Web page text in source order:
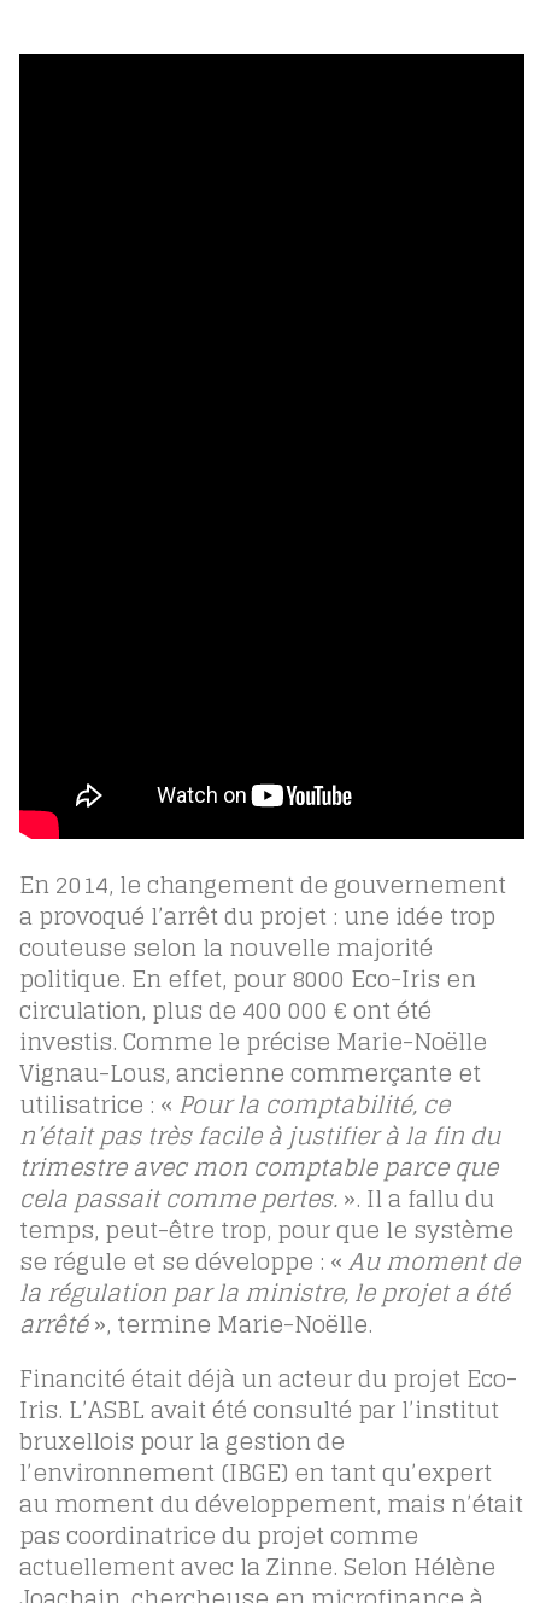
En 2014, le changement de gouvernement
a provoqué l’arrêt du projet : une idée trop
couteuse selon la nouvelle majorité
politique. En effet, pour 8000 Eco-Iris en
circulation, plus de 400 000 € ont été
investis. Comme le précise Marie-Noëlle
Vignau-Lous, ancienne commerçante et
utilisatrice : « Pour la comptabilité, ce
n’était pas très facile à justifier à la fin du
trimestre avec mon comptable parce que
cela passait comme pertes.». Il a fallu du
temps, peut-être trop, pour que le système
se régule et se développe : «Au moment de
la régulation par la ministre, le projet a été
arrêté», termine Marie-Noëlle.
Financité était déjà un acteur du projet Eco-
Iris. L’ASBL avait été consulté par l’institut
bruxellois pour la gestion de
l’environnement (IBGE) en tant qu’expert
au moment du développement, mais n’était
pas coordinatrice du projet comme
actuellement avec la Zinne. Selon Hélène